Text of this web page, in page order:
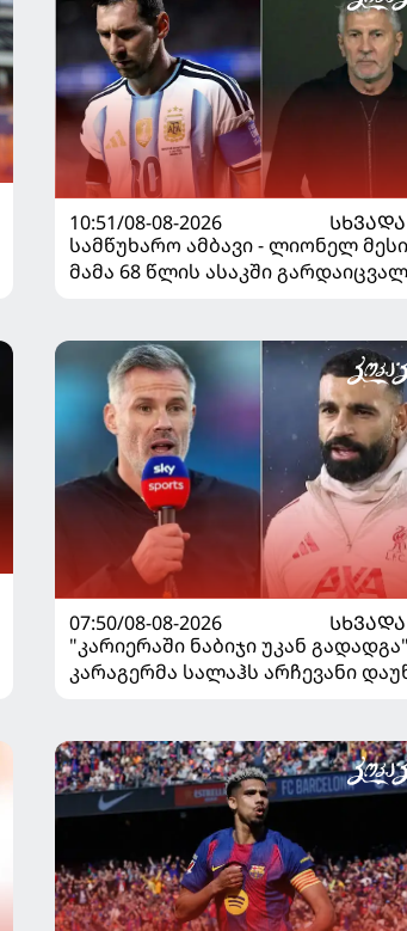
10:51/08-08-2026
სამწუხარო ამბავი - ლიონელ
მამა 68 წლის ასაკში
07:50/08-08-2026
"კარიერაში ნაბიჯი უკან
კარაგერმა სალაჰს არჩევანი